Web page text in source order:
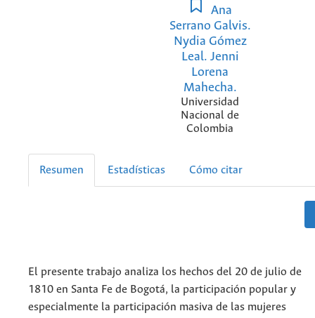
Ana
Serrano Galvis.
Nydia Gómez
Leal. Jenni
Lorena
Mahecha.
Universidad
Nacional de
Colombia
Resumen Estadísticas Cómo citar
El presente trabajo analiza los hechos del 20 de julio de
1810 en Santa Fe de Bogotá, la participación popular y
especialmente la participación masiva de las mujeres